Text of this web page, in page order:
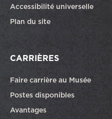
Accessibilité universelle
Plan du site
CARRIÈRES
Faire carrière au Musée
Postes disponiblesCe lien
Avantages